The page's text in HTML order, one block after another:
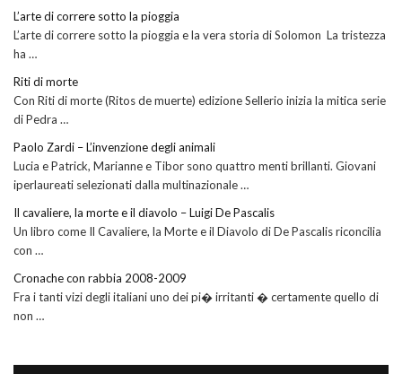
L’arte di correre sotto la pioggia
L’arte di correre sotto la pioggia e la vera storia di Solomon La tristezza
ha …
Riti di morte
Con Riti di morte (Ritos de muerte) edizione Sellerio inizia la mitica serie
di Pedra …
Paolo Zardi – L’invenzione degli animali
Lucia e Patrick, Marianne e Tibor sono quattro menti brillanti. Giovani
iperlaureati selezionati dalla multinazionale …
Il cavaliere, la morte e il diavolo – Luigi De Pascalis
Un libro come Il Cavaliere, la Morte e il Diavolo di De Pascalis riconcilia
con …
Cronache con rabbia 2008-2009
Fra i tanti vizi degli italiani uno dei pi� irritanti � certamente quello di
non …